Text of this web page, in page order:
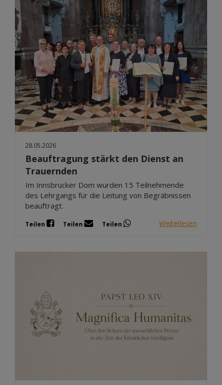
28.05.2026
Beauftragung stärkt den Dienst an
Trauernden
Im Innsbrucker Dom wurden 15 Teilnehmende
des Lehrgangs für die Leitung von Begräbnissen
beauftragt.
Teilen Teilen Teilen Weiterlesen